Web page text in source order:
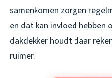
samenkomen zorgen
en dat kan invloed hebben
dakdekker houdt daar
ruimer.